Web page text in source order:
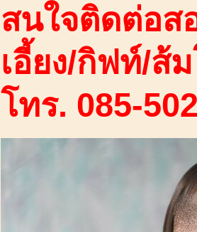
สนใจติดต่อส
เอี้ยง/กิฟท์/ส้
โทร. 085-